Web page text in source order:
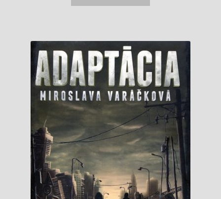
12,90 €. 11,99 €.